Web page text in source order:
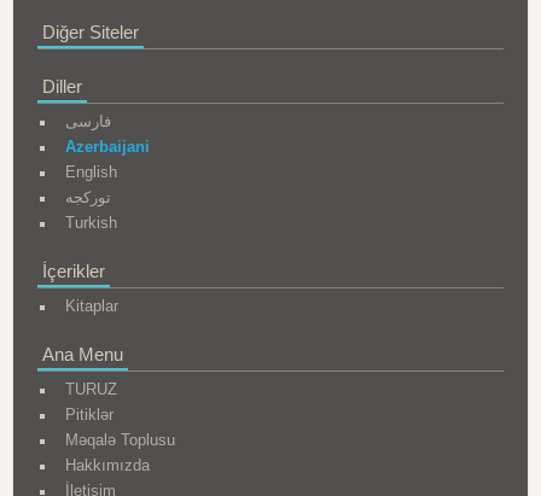
Diğer Siteler
Diller
فارسی
Azerbaijani
English
تورکجه
Turkish
İçerikler
Kitaplar
Ana Menu
TURUZ
Pitiklər
Məqalə Toplusu
Hakkımızda
İletişim